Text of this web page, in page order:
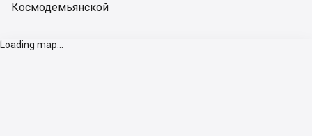
Космодемьянской
Loading map...